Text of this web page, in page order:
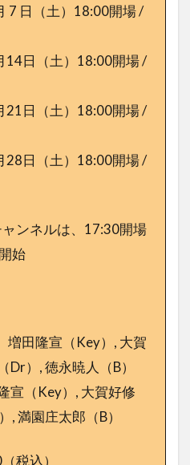
7 日（土）18:00開場 /
14日（土）18:00開場 /
21日（土）18:00開場 /
28日（土）18:00開場 /
ャンネルは、17:30開場
始
増田隆宣（Key）, 大賀
Dr）, 徳永暁人（B）
宣（Key）, 大賀好修
, 満園庄太郎（B）
税込）